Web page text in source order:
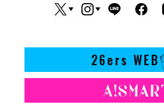
26ers WEB